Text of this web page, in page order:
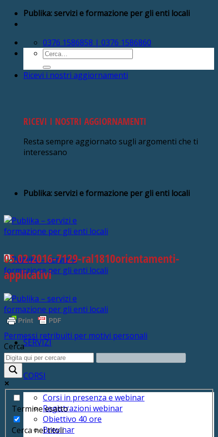
Salta Publika: servizi e formazione per gli enti locali
0376 1586858 | 0376 1586860
Cerca:
Ricevi i nostri aggiornamenti
RICEVI I NOSTRI AGGIORNAMENTI
Resta sempre aggiornato sugli argomenti che ti
interessano
Publika: servizi e formazione per gli enti locali
SERVIZI
CORSI
Corsi in presenza e webinar
Registrazioni webinar
Obiettivo 40 ore
Brevinar
05.02.2016-7129-ral1810orientamenti-
applicativi
Permessi retribuiti per motivi personali
Cerca
Termine esatto
Cerca nei titoli